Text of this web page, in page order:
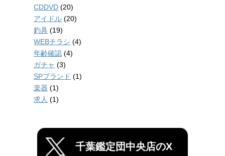
CDDVD (20)
アイドル (20)
釣具 (19)
WEBチラシ (4)
年齢確認 (4)
ガチャ (3)
SPブランド (1)
楽器 (1)
求人 (1)
千葉鑑定団中央店のX